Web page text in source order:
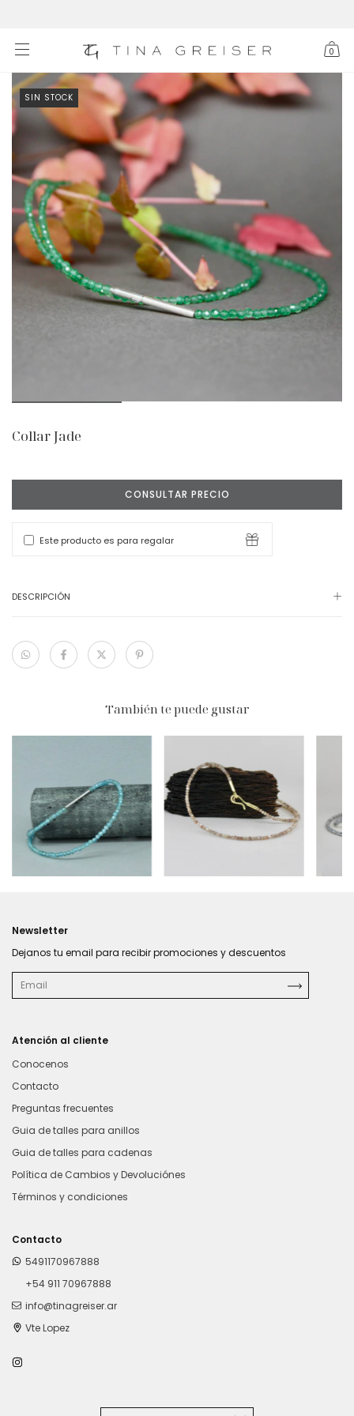
0
SIN STOCK
Collar Jade
Este producto es para regalar
DESCRIPCIÓN
También te puede gustar
$148.920
Newsletter
Dejanos tu email para recibir promociones y descuentos
Atención al cliente
Conocenos
Contacto
Preguntas frecuentes
Guia de talles para anillos
Guia de talles para cadenas
Política de Cambios y Devoluciónes
Términos y condiciones
Contacto
5491170967888
+54 911 70967888
info@tinagreiser.ar
Vte Lopez